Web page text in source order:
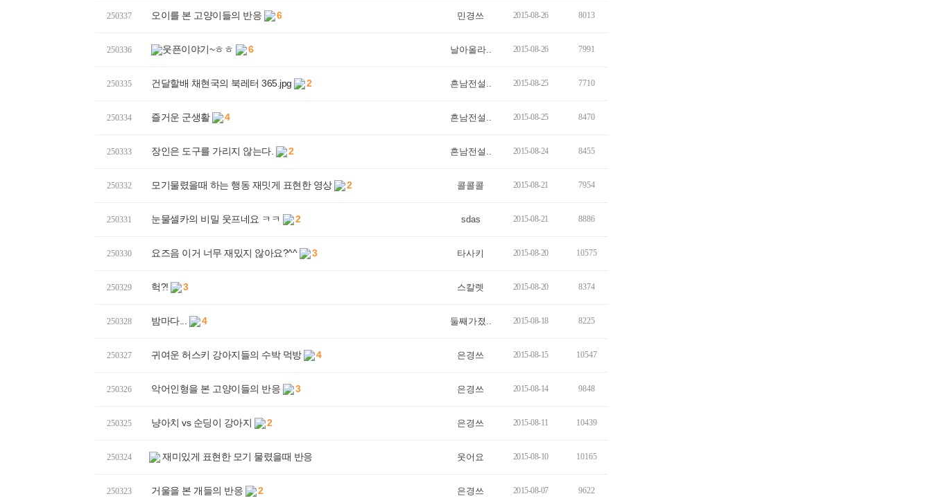
250337 오이를 본 고양이들의 반응 6 민경쓰 2015-08-26 8013
250336 웃픈이야기~ㅎㅎ 6 날아올라.. 2015-08-26 7991
250335 건달할배 채현국의 북레터 365.jpg 2 흔남전설.. 2015-08-25 7710
250334 즐거운 군생활 4 흔남전설.. 2015-08-25 8470
250333 장인은 도구를 가리지 않는다. 2 흔남전설.. 2015-08-24 8455
250332 모기물렸을때 하는 행동 재밋게 표현한 영상 2 콜콜콜 2015-08-21 7954
250331 눈물셀카의 비밀 웃프네요 ㅋㅋ 2 sdas 2015-08-21 8886
250330 요즈음 이거 너무 재밌지 않아요?^^ 3 타사키 2015-08-20 10575
250329 헉?! 3 스칼렛 2015-08-20 8374
250328 밤마다... 4 둘째가졌.. 2015-08-18 8225
250327 귀여운 허스키 강아지들의 수박 먹방 4 은경쓰 2015-08-15 10547
250326 악어인형을 본 고양이들의 반응 3 은경쓰 2015-08-14 9848
250325 냥아치 vs 순딩이 강아지 2 은경쓰 2015-08-11 10439
250324 재미있게 표현한 모기 물렸을때 반응 웃어요 2015-08-10 10165
250323 거울을 본 개들의 반응 2 은경쓰 2015-08-07 9622